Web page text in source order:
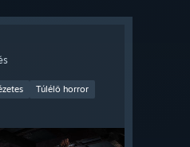
Túlélő horror